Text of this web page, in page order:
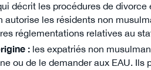
décrit les procédures de
autorise les résidents non
réglementations relatives au
: les expatriés non
ou de le demander aux EAU.